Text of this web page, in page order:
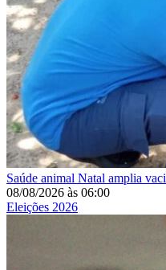
Saúde animal Natal amplia
08/08/2026 às 06:00
Eleições 2026